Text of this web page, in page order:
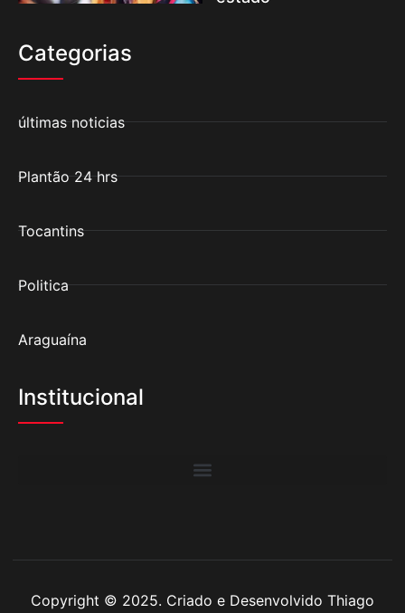
Categorias
últimas noticias
Plantão 24 hrs
Tocantins
Politica
Araguaína
Institucional
Copyright © 2025. Criado e Desenvolvido Thiago